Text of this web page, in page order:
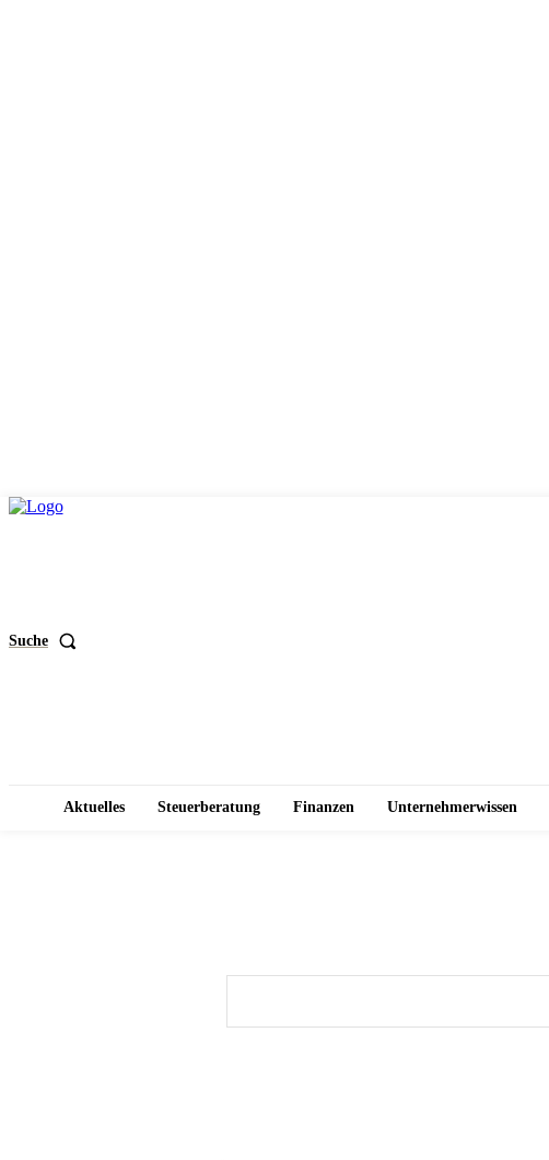
Suche
Aktuelles Steuerberatung Finanzen Unternehmerwissen